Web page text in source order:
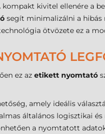
kivitel ellenére a
segít minimalizálni a hibás
ötvözete ez a
ez az etikett nyomtató
amely ideális
általános logisztikai
a nyomtatott